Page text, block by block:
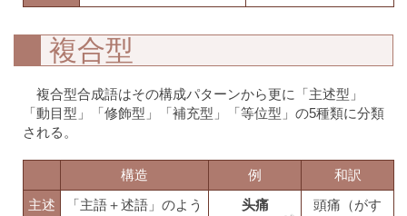
複合型
複合型合成語はその構成パターンから更に「主述型」
「動目型」「修飾型」「補充型」「等位型」の5種類に分類
される。
構造 例
和訳
主述
「主語＋述語」のよう
头痛
頭痛（がす